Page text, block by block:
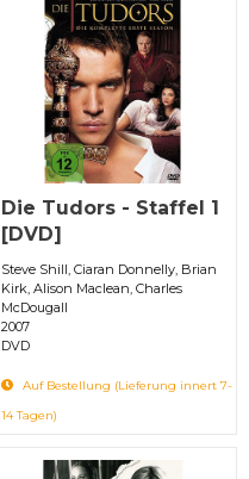
Die Tudors - Staffel 1
[DVD]
Steve Shill, Ciaran Donnelly, Brian
Kirk, Alison Maclean, Charles
McDougall
2007
DVD
Auf Bestellung (Lieferung innert 7-
14 Tagen)